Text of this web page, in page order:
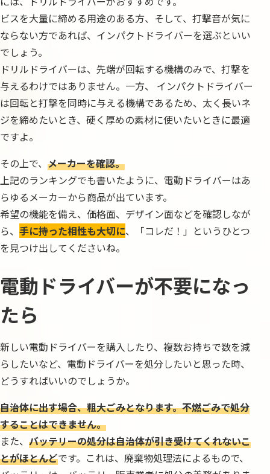
ビスを大量に締める用途のある方、そして、打撃音が気に
ならない方であれば、インパクトドライバーを選ぶといい
でしょう。
ドリルドライバーは、先端が回転する機構のみで、打撃を
与えるわけではありません。一方、 インパクトドライバー
は回転と打撃を同時に与える機構であるため、太く長いネ
ジを締めたいとき、硬く厚めの素材に使いたいときに最適
ですよ。
その上で、 メーカーを確認。
上記のランキングでも書いたように、電動ドライバーはあ
らゆるメーカーから商品が出ています。
希望の機能を備え、価格面、デザイン面などを確認しなが
ら、 手に持った相性も大切に、「コレだ！」というひとつ
を見つけ出してくださいね。
電動ドライバーが不要になっ
たら
新しい電動ドライバーを購入したり、複数お持ちで数を減
らしたいなど、電動ドライバーを処分したいと思った時、
どうすればいいのでしょうか。
自治体に出す場合、粗大ごみとなります。不燃ごみで処分
することはできません。
また、 バッテリーの処分は自治体が引き受けてくれないこ
とがほとんどです。これは、廃棄物処理法によるもので、